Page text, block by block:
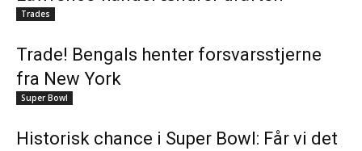
Trades
Trade! Bengals henter forsvarsstjerne
fra New York
Super Bowl
Historisk chance i Super Bowl: Får vi det